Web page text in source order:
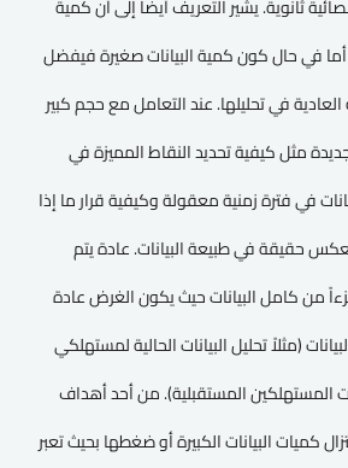
ثانوية. يشير التعريف أيضاً إلى أن كمية
أما في حال كون كمية البيانات صغيرة فيفضل
في تحليلها. عند التعامل مع حجم كبير
مثل كيفية تحديد النقاط المميزة في
في فترة زمنية معقولة وكيفية قرار ما إذا
حقيقة في طبيعة البيانات. عادة يتم
من كامل البيانات حيث يكون الغرض عادة
(مثلاً تحليل البيانات الحالية لمستهلكي
المستهلكين المستقبلية). من أحد أهداف
كميات البيانات الكبيرة أو ضغطها بحيث تعبر